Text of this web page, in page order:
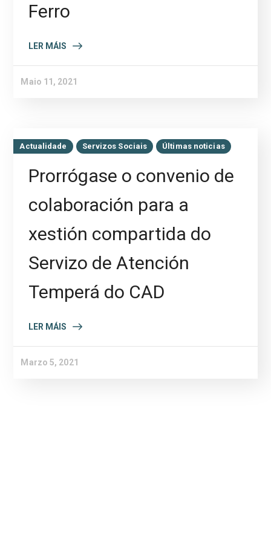
Ferro
LER MÁIS
Maio 11, 2021
Actualidade Servizos Sociais Últimas noticias
Prorrógase o convenio de
colaboración para a
xestión compartida do
Servizo de Atención
Temperá do CAD
LER MÁIS
Marzo 5, 2021